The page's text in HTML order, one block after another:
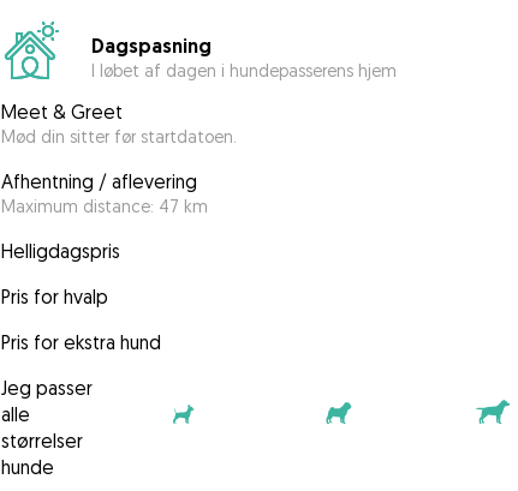
Dagspasning
I løbet af dagen i hundepasserens hjem
Meet & Greet
Mød din sitter før startdatoen.
Afhentning / aflevering
Maximum distance: 47 km
Helligdagspris
Pris for hvalp
Pris for ekstra hund
Jeg passer
alle
størrelser
hunde